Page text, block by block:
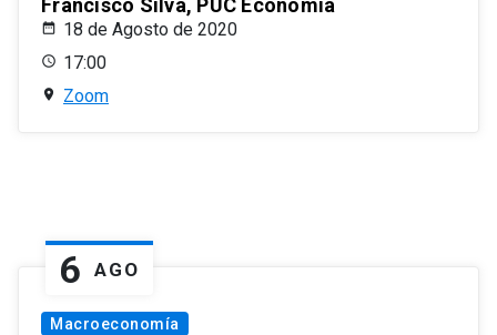
Francisco Silva, PUC Economía
18 de Agosto de 2020
17:00
Zoom
6 AGO
Macroeconomía